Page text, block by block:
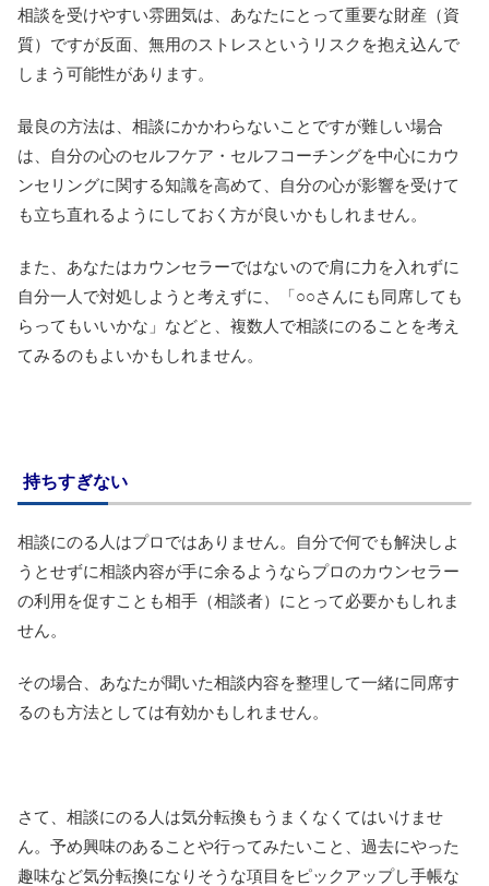
相談を受けやすい雰囲気は、あなたにとって重要な財産（資
質）ですが反面、無用のストレスというリスクを抱え込んで
しまう可能性があります。
最良の方法は、相談にかかわらないことですが難しい場合
は、自分の心のセルフケア・セルフコーチングを中心にカウ
ンセリングに関する知識を高めて、自分の心が影響を受けて
も立ち直れるようにしておく方が良いかもしれません。
また、あなたはカウンセラーではないので肩に力を入れずに
自分一人で対処しようと考えずに、「○○さんにも同席しても
らってもいいかな」などと、複数人で相談にのることを考え
てみるのもよいかもしれません。
持ちすぎない
相談にのる人はプロではありません。自分で何でも解決しよ
うとせずに相談内容が手に余るようならプロのカウンセラー
の利用を促すことも相手（相談者）にとって必要かもしれま
せん。
その場合、あなたが聞いた相談内容を整理して一緒に同席す
るのも方法としては有効かもしれません。
さて、相談にのる人は気分転換もうまくなくてはいけませ
ん。予め興味のあることや行ってみたいこと、過去にやった
趣味など気分転換になりそうな項目をピックアップし手帳な